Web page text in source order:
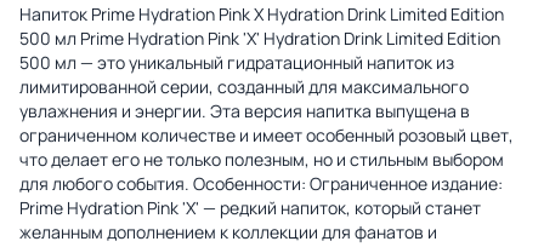
Напиток Prime Hydration Pink X Hydration Drink Limited Edition
500 мл Prime Hydration Pink 'X' Hydration Drink Limited Edition
500 мл — это уникальный гидратационный напиток из
лимитированной серии, созданный для максимального
увлажнения и энергии. Эта версия напитка выпущена в
ограниченном количестве и имеет особенный розовый цвет,
что делает его не только полезным, но и стильным выбором
для любого события. Особенности: Ограниченное издание:
Prime Hydration Pink 'X' — редкий напиток, который станет
желанным дополнением к коллекции для фанатов и